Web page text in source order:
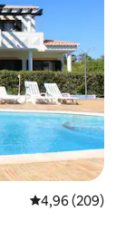
Évaluation
4,96 (209)